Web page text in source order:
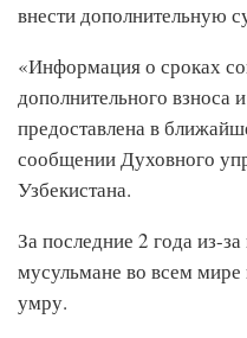
внести дополнительную
«Информация о сроках
дополнительного взноса
предоставлена в
сообщении Духовного
Узбекистана.
За последние 2 года из-
мусульмане во всем
умру.